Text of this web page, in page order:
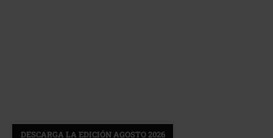
DESCARGA LA EDICIÓN AGOSTO 2026